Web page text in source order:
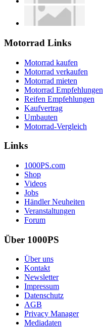
Motorrad Links
Motorrad kaufen
Motorrad verkaufen
Motorrad mieten
Motorrad Empfehlungen
Reifen Empfehlungen
Kaufvertrag
Umbauten
Motorrad-Vergleich
Links
1000PS.com
Shop
Videos
Jobs
Händler Neuheiten
Veranstaltungen
Forum
Über 1000PS
Über uns
Kontakt
Newsletter
Impressum
Datenschutz
AGB
Privacy Manager
Mediadaten